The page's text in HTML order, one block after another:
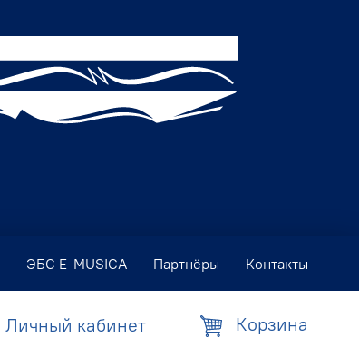
ЭБС E-MUSICA Партнёры Контакты
Личный кабинет Корзина